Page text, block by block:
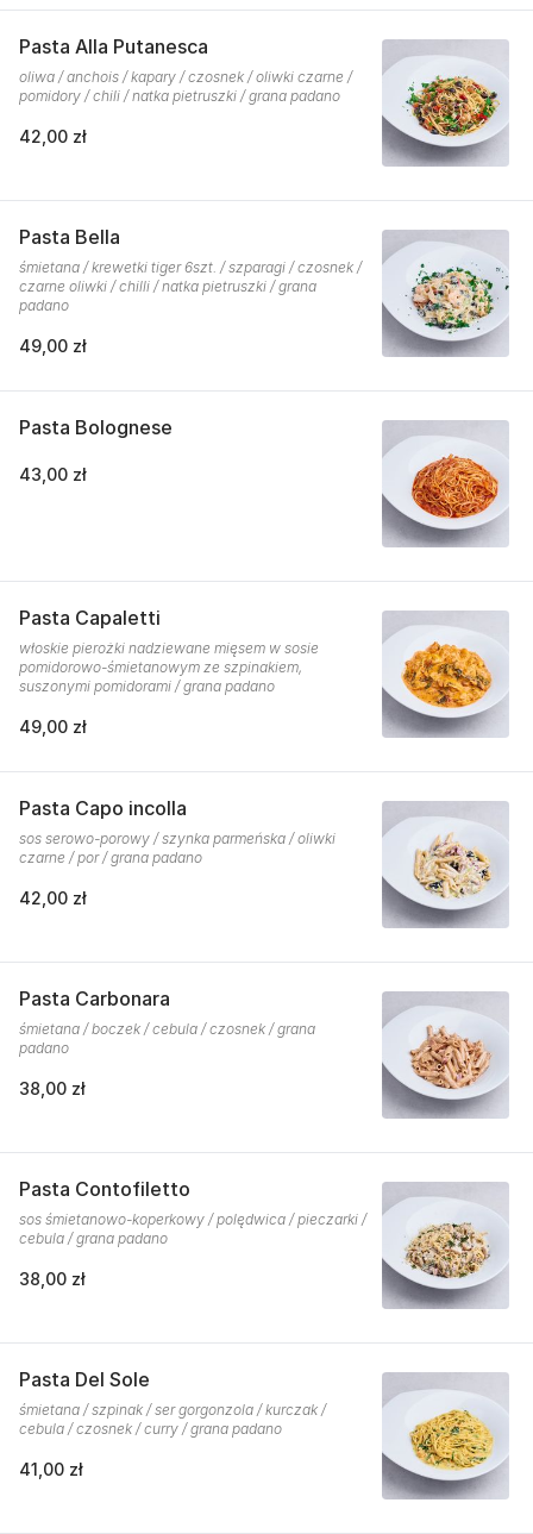
Pasta Alla Putanesca
oliwa / anchois / kapary / czosnek / oliwki czarne /
pomidory / chili / natka pietruszki / grana padano
42,00 zł
Pasta Bella
śmietana / krewetki tiger 6szt. / szparagi / czosnek /
czarne oliwki / chilli / natka pietruszki / grana
padano
49,00 zł
Pasta Bolognese
43,00 zł
Pasta Capaletti
włoskie pierożki nadziewane mięsem w sosie
pomidorowo-śmietanowym ze szpinakiem,
suszonymi pomidorami / grana padano
49,00 zł
Pasta Capo incolla
sos serowo-porowy / szynka parmeńska / oliwki
czarne / por / grana padano
42,00 zł
Pasta Carbonara
śmietana / boczek / cebula / czosnek / grana
padano
38,00 zł
Pasta Contofiletto
sos śmietanowo-koperkowy / polędwica / pieczarki /
cebula / grana padano
38,00 zł
Pasta Del Sole
śmietana / szpinak / ser gorgonzola / kurczak /
cebula / czosnek / curry / grana padano
41,00 zł